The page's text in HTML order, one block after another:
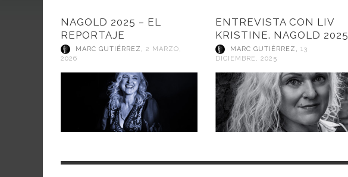
NAGOLD 2025 – EL
REPORTAJE
MARC GUTIÉRREZ , 2 MARZO,
2026
ENTREVISTA CON LIV
KRISTINE. NAGOLD 2025
MARC GUTIÉRREZ , 13
DICIEMBRE, 2025